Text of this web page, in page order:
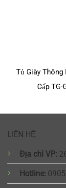
Tủ Giày Thông
Cấp TG-
LIÊN HỆ
Địa chỉ VP:
Hotline: